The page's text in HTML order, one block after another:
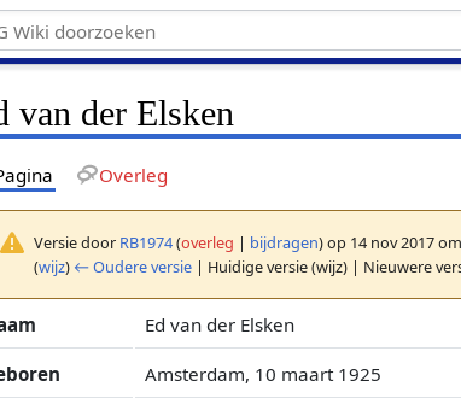
van der Elsken
Overleg
Versie door RB1974(overleg | bijdragen)op 14 nov 2017
(wijz) ← Oudere versie | Huidige versie (wijz) | Nieuwere
Ed van der Elsken
Amsterdam, 10 maart 1925